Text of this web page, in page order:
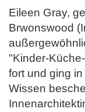
Eileen Gray,
Brwonswood
"Kinder-
fort und ging
Wissen